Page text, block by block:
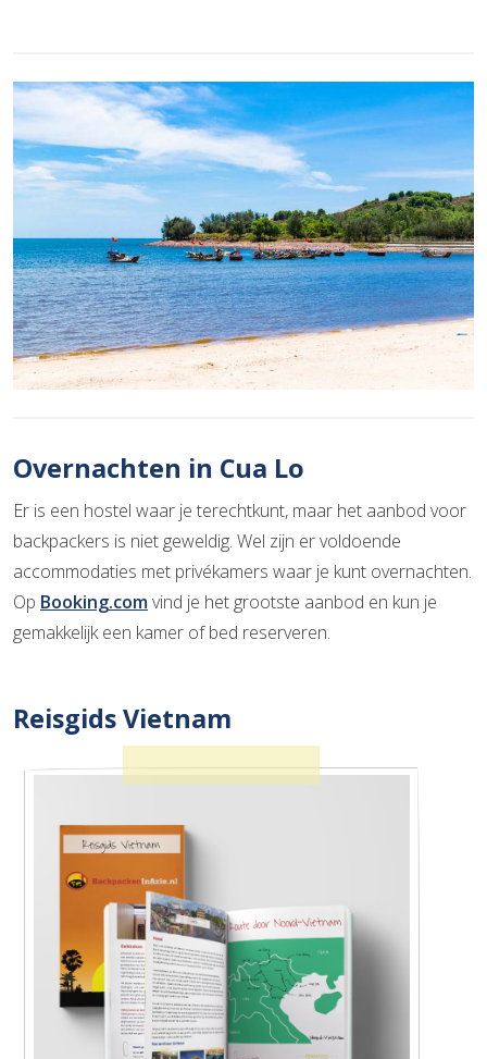
Overnachten in Cua Lo
Er is een hostel waar je terechtkunt, maar het aanbod voor
backpackers is niet geweldig. Wel zijn er voldoende
accommodaties met privékamers waar je kunt overnachten.
Op Booking.comvind je het grootste aanbod en kun je
gemakkelijk een kamer of bed reserveren.
Reisgids Vietnam